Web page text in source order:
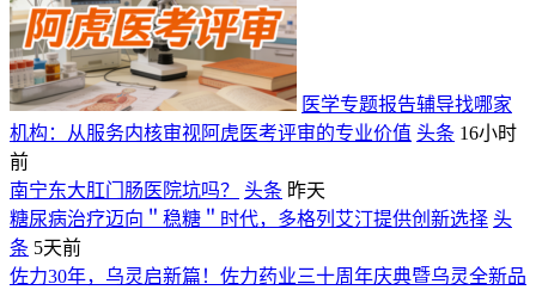
医学专题报告辅导找哪家
机构：从服务内核审视阿虎医考评审的专业价值 头条 16小时
前
南宁东大肛门肠医院坑吗？
头条 昨天
糖尿病治疗迈向＂稳糖＂时代，多格列艾汀提供创新选择 头
条 5天前
佐力30年，乌灵启新篇！佐力药业三十周年庆典暨乌灵全新品